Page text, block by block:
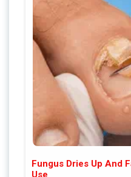
Fungus Dries Up And
Use